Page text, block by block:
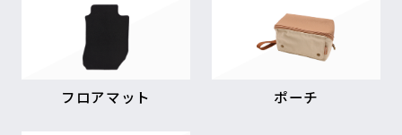
フロアマット ポーチ